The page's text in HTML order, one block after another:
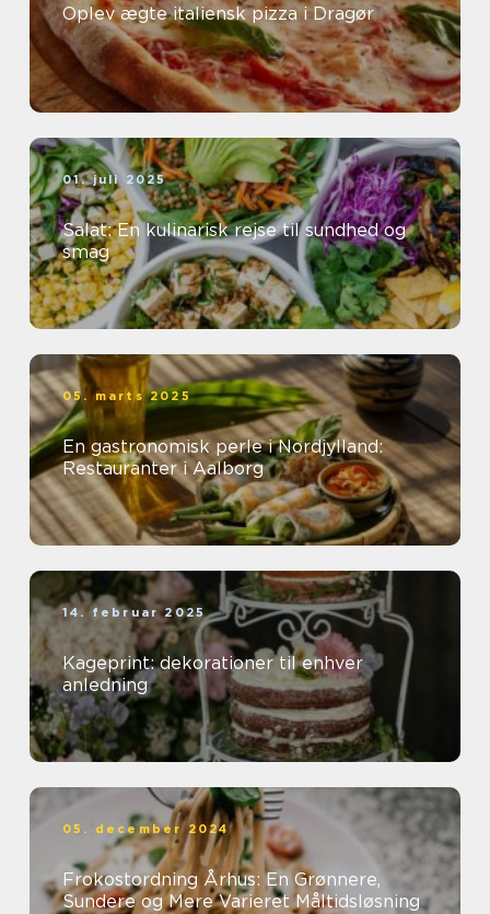
Oplev ægte italiensk pizza i Dragør
01. juli 2025
Salat: En kulinarisk rejse til sundhed og
smag
05. marts 2025
En gastronomisk perle i Nordjylland:
Restauranter i Aalborg
14. februar 2025
Kageprint: dekorationer til enhver
anledning
05. december 2024
Frokostordning Århus: En Grønnere,
Sundere og Mere Varieret Måltidsløsning